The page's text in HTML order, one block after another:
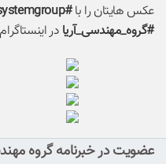
عکس هایتان را با
#گروه_مهندسی_آریا در
عضویت در خبرنامه گروه